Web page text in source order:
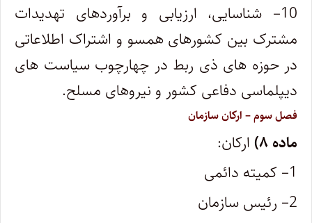
10– شناسایی، ارزیابی و برآوردهای تهدیدات
مشترک بین کشورهای همسو و اشتراک اطلاعاتی
در حوزه های ذی ربط در چهارچوب سیاست های
دیپلماسی دفاعی کشور و نیروهای مسلح.
فصل سوم– ارکان سازمان
ماده ۸)
ارکان:
1– کمیته دائمی
2– رئیس سازمان